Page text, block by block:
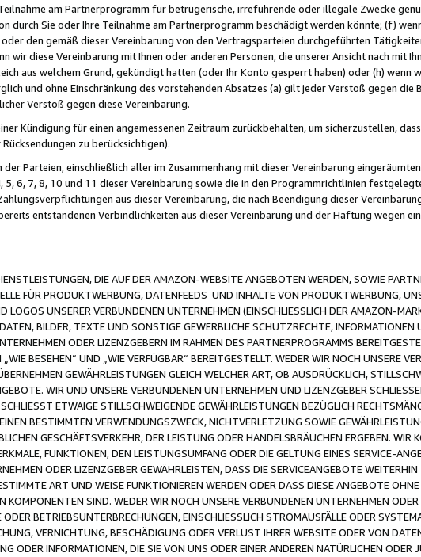
am Partnerprogramm für betrügerische, irreführende oder illegale Zwecke
durch Sie oder Ihre Teilnahme am Partnerprogramm beschädigt werden könnte; (f)
den gemäß dieser Vereinbarung von den Vertragsparteien durchgeführten
diese Vereinbarung mit Ihnen oder anderen Personen, die unserer Ansicht nach mit
aus welchem Grund, gekündigt hatten (oder Ihr Konto gesperrt haben) oder (h) wenn
und ohne Einschränkung des vorstehenden Absatzes (a) gilt jeder Verstoß gegen die
Verstoß gegen diese Vereinbarung.
Kündigung für einen angemessenen Zeitraum zurückbehalten, um sicherzustellen,
zu berücksichtigen).
Parteien, einschließlich aller im Zusammenhang mit dieser Vereinbarung eingeräumten
6, 7, 8, 10 und 11 dieser Vereinbarung sowie die in den Programmrichtlinien
aus dieser Vereinbarung, die nach Beendigung dieser
entstandenen Verbindlichkeiten aus dieser Vereinbarung und der Haftung wegen
DIE AUF DER AMAZON-WEBSITE ANGEBOTEN WERDEN, SOWIE
FÜR PRODUKTWERBUNG, DATENFEEDS UND INHALTE VON PRODUKTWERBUNG,
UNSERER VERBUNDENEN UNTERNEHMEN (EINSCHLIESSLICH DER AMAZON-
BILDER, TEXTE UND SONSTIGE GEWERBLICHE SCHUTZRECHTE, INFORMATIONEN
ODER LIZENZGEBERN IM RAHMEN DES PARTNERPROGRAMMS
„WIE BESEHEN“ UND „WIE VERFÜGBAR“ BEREITGESTELLT. WEDER WIR NOCH UNSERE
GEWÄHRLEISTUNGEN GLEICH WELCHER ART, OB AUSDRÜCKLICH,
WIR UND UNSERE VERBUNDENEN UNTERNEHMEN UND LIZENZGEBER
ETWAIGE STILLSCHWEIGENDE GEWÄHRLEISTUNGEN BEZÜGLICH
BESTIMMTEN VERWENDUNGSZWECK, NICHTVERLETZUNG SOWIE
GESCHÄFTSVERKEHR, DER LEISTUNG ODER HANDELSBRÄUCHEN ERGEBEN. WIR
FUNKTIONEN, DEN LEISTUNGSUMFANG ODER DIE GELTUNG EINES SERVICE-
ODER LIZENZGEBER GEWÄHRLEISTEN, DASS DIE SERVICEANGEBOTE WEITERHIN
ART UND WEISE FUNKTIONIEREN WERDEN ODER DASS DIESE ANGEBOTE OHNE
KOMPONENTEN SIND. WEDER WIR NOCH UNSERE VERBUNDENEN UNTERNEHMEN ODER
BETRIEBSUNTERBRECHUNGEN, EINSCHLIESSLICH STROMAUSFÄLLE ODER
VERNICHTUNG, BESCHÄDIGUNG ODER VERLUST IHRER WEBSITE ODER VON
ODER INFORMATIONEN, DIE SIE VON UNS ODER EINER ANDEREN NATÜRLICHEN ODER